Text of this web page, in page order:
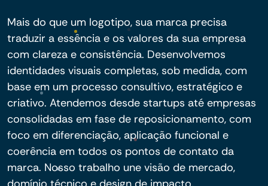
Mais do que um logotipo, sua marca precisa
traduzir a essência e os valores da sua empresa
com clareza e consistência. Desenvolvemos
identidades visuais completas, sob medida, com
base em um processo consultivo, estratégico e
criativo. Atendemos desde startups até empresas
consolidadas em fase de reposicionamento, com
foco em diferenciação, aplicação funcional e
coerência em todos os pontos de contato da
marca. Nosso trabalho une visão de mercado,